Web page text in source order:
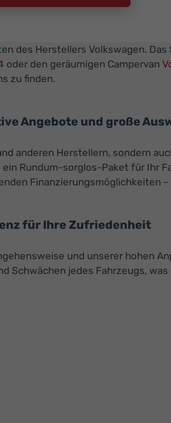
des Herstellers Volkswagen.
oder den geräumigen Campervan
zu finden.
Angebote und große
anderen Herstellern, sondern
Rundum-sorglos-Paket für Ihr
Finanzierungsmöglichkeiten
für Ihre Zufriedenheit
und unserer hohen
jedes Fahrzeugs,